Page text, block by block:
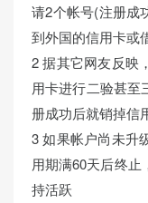
请2个帐号(注册成
到外国的信用卡或
2 据其它网友反映
用卡进行二验甚至
册成功后就销掉信
3 如果帐户尚未升
用期满60天后终
持活跃